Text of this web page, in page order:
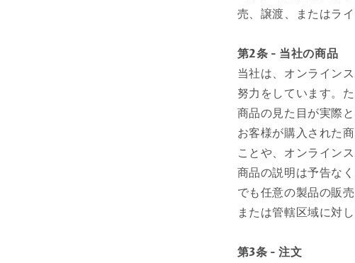
売、譲渡、またはラ
第2条 - 当社の商品
当社は、オンライン
努力をしています。
商品の見た目が実際
お客様が購入された
ことや、オンライン
商品の説明は予告な
でも任意の製品の販
または管轄区域に対
第3条 - 注文